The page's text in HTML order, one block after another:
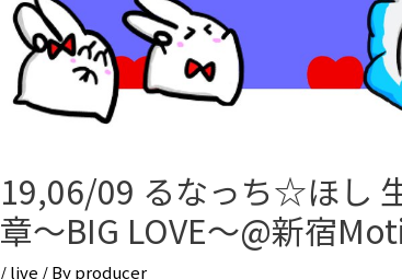
19,06/09 るなっち☆ほし
章～BIG LOVE～@新宿
/live / Byproducer